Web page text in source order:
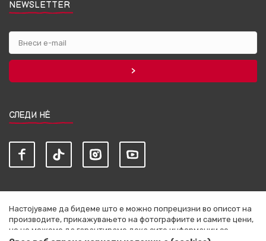
NEWSLETTER
СЛЕДИ НЀ
Настојуваме да бидеме што е можно попрецизни во описот на
производите, прикажувањето на фотографиите и самите цени,
но не можеме да гарантираме дека сите информации се